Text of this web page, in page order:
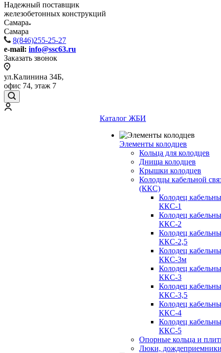
Надежный поставщик
железобетонных конструкций
Самара
Самара
8(846)255-25-27
e-mail: info@ssc63.ru
Заказать звонок
ул.Калинина 34Б,
офис 74, этаж 7
Каталог ЖБИ
Элементы колодцев
Кольца для колодцев
Днища колодцев
Крышки колодцев
Колодцы кабельной
(ККС)
Колодец
ККС-1
Колодец
ККС-2
Колодец
ККС-2,5
Колодец
ККС-3м
Колодец
ККС-3
Колодец
ККС-3,5
Колодец
ККС-4
Колодец
ККС-5
Опорные кольца и
Люки,